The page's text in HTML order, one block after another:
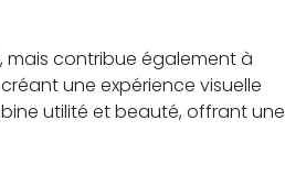
mais contribue également à
une expérience visuelle
utilité et beauté, offrant une